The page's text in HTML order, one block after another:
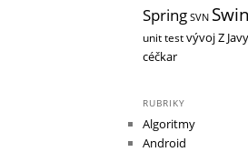
Spring SVN
unit testvývojZ
céčkar
RUBRIKY
Algoritmy
Android